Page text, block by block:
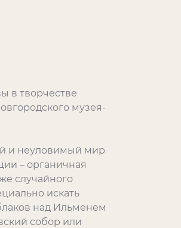
в творчестве
музея-
и неуловимый мир
– органичная
случайного
искать
над Ильменем
собор или